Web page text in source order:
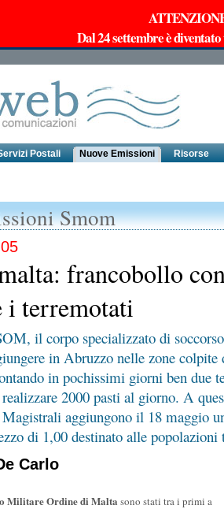
Dal 24 settembre è
Postali Nuove Emissioni Risorse
Smom
francobollo
i terremotati
il corpo specializzato di
in Abruzzo nelle zone colpite
in pochissimi giorni ben due
2000 pasti al giorno. A
Magistrali aggiungono il 18 maggio
di 1,00 destinato alle
Carlo
Militare Ordine di Malta sono stati tra i primi a